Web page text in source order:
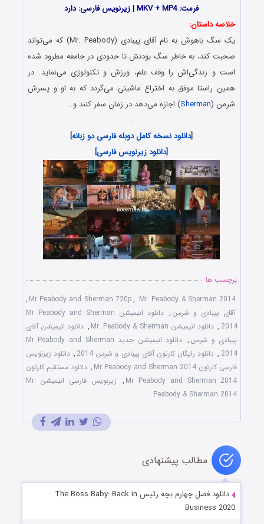
فرمت: MKV + MP4 | زیرنویس فارسی: دارد
خلاصه داستان:
یک سگ باهوش به نام آقای پیبادی (Mr. Peabody) که می‌تواند
صحبت کند، به خاطر سگ بودنش تا حدودی در جامعه مطرود شده
است و زندگی‌اش را وقف علم، ورزش و تکنولوژی می‌نماید. در
همین راستا موفق به اختراع ماشینی می‌گردد که به او و پسرش
شرمن (Sherman) اجازه می‌دهد در زمان سفر کنند و…
…
[دانلود نسخه کامل دوبله فارسی دو زبانه]
[دانلود زیرنویس فارسی]
برچسب ها
Mr Peabody and Sherman 720p, Mr. Peabody & Sherman 2014
,
آقای پیبادی و شرمن ,
دانلود انیمیشن Mr Peabody and Sherman
2014
, دانلود انیمیشن Mr. Peabody & Sherman , دانلود انیمیشن آقای
پیبادی و شرمن ,
دانلود انیمیشن جدید Mr Peabody and Sherman
2014
, دانلود رایگان کارتون آقای پیبادی و شرمن 2014 , دانلود زیرنویس
فارسی کارتون Mr Peabody and Sherman 2014
, دانلود مستقیم کارتون
Mr Peabody and Sherman 2014
,
زیرنویس فارسی انیمیشن Mr.
Peabody & Sherman 2014
مطالب پیشنهادی
دانلود فصل چهارم بچه رئیس The Boss Baby: Back in
Business 2020